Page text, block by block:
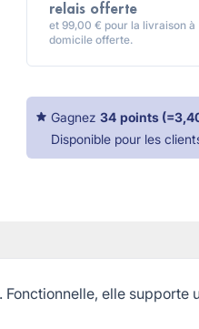
relais offerte
et 99,00 € pour la livraison à
domicile offerte.
Gagnez 34 points (=
Disponible pour les
elle